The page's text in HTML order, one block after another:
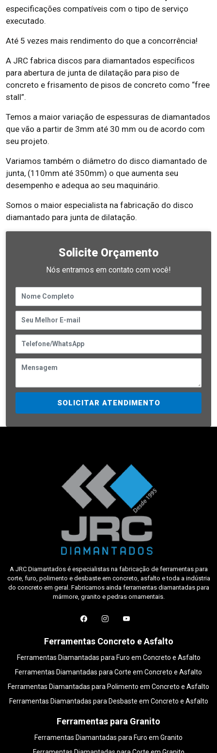
especificações compatíveis com o tipo de serviço
executado.
Até 5 vezes mais rendimento do que a concorrência!
A JRC fabrica discos para diamantados específicos
para abertura de junta de dilatação para piso de
concreto e frisamento de pisos de concreto como “free
stall”.
Temos a maior variação de espessuras de diamantados
que vão a partir de 3mm até 30 mm ou de acordo com
seu projeto.
Variamos também o diâmetro do disco diamantado de
junta, (110mm até 350mm) o que aumenta seu
desempenho e adequa ao seu maquinário.
Somos o maior especialista na fabricação do disco
diamantado para junta de dilatação.
Solicite Orçamento
Nós entramos em contato com você!
SOLICITAR ATENDIMENTO
A JRC Diamantados é especialistas na fabricação de ferramentas para
corte, furo, polimento e desbaste em concreto, asfalto e toda a indústria
do concreto em geral. Fabricamos ainda ferramentas diamantadas para
mármore, granito e pedras ornamentais.
Ferramentas Concreto e Asfalto
Ferramentas Diamantadas para Furo em Concreto e Asfalto
Ferramentas Diamantadas para Corte em Concreto e Asfalto
Ferramentas Diamantadas para Polimento em Concreto e Asfalto
Ferramentas Diamantadas para Desbaste em Concreto e Asfalto
Ferramentas para Granito
Ferramentas Diamantadas para Furo em Granito